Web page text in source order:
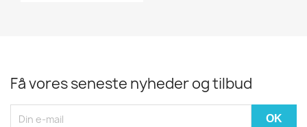
Få vores seneste nyheder og tilbud